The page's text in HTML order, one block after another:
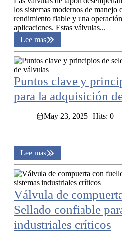
los sistemas modernos de manejo
rendimiento fiable y una
aplicaciones. Estas válvulas...
Lee mas
Puntos clave y
para la adquisición
May 23, 2025 Hits: 0
Lee mas
Válvula de
Sellado confiable
industriales críticos